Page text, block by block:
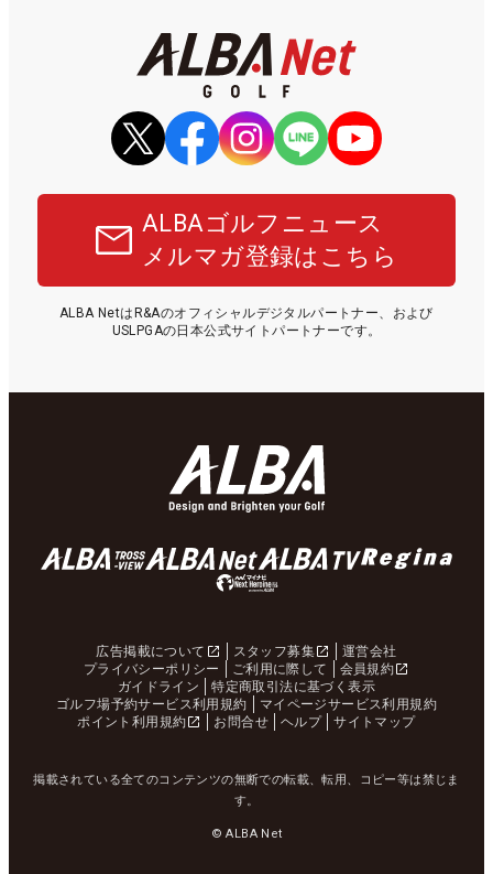
ALBAゴルフニュース
メルマガ登録はこちら
ALBA NetはR&Aのオフィシャルデジタルパートナー、および
USLPGAの日本公式サイトパートナーです。
広告掲載について スタッフ募集
運営会社
プライバシーポリシー
ご利用に際して
会員規約
ガイドライン
特定商取引法に基づく表示
ゴルフ場予約サービス利用規約
マイページサービス利用規約
ポイント利用規約
お問合せ ヘルプ サイトマップ
掲載されている全てのコンテンツの無断での転載、転用、コピー等は禁じま
す。
© ALBA Net